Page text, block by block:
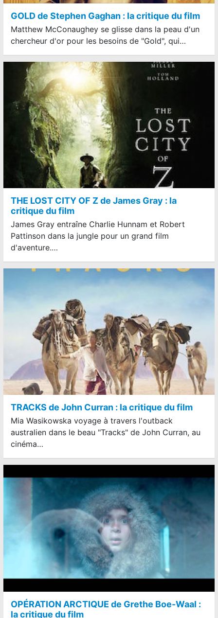
GOLD de Stephen Gaghan : la critique du film
Matthew McConaughey se glisse dans la peau d'un
chercheur d'or pour les besoins de "Gold", qui…
THE LOST CITY OF Z de James Gray : la
critique du film
James Gray entraîne Charlie Hunnam et Robert
Pattinson dans la jungle pour un grand film
d'aventure.…
TRACKS de John Curran : la critique du film
Mia Wasikowska voyage à travers l'outback
australien dans le beau "Tracks" de John Curran, au
cinéma…
OPÉRATION ARCTIQUE de Grethe Boe-Waal :
la critique du film